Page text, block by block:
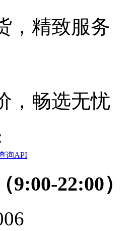
，精致服务
，畅选无忧
询API
22:00）